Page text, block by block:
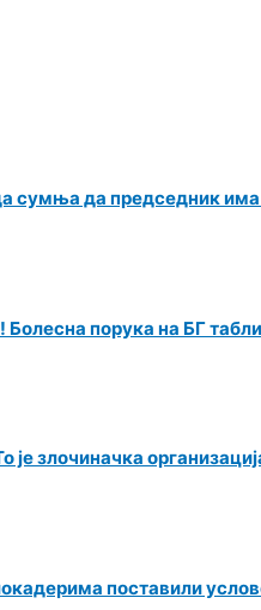
сумња да председник
Болесна порука на БГ
злочиначка
поставили